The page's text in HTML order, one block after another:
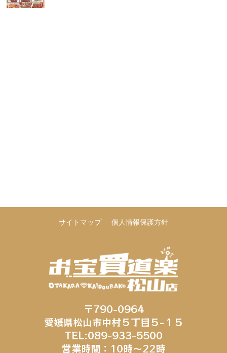
サイトマップ 個人情報保護方針
〒790-0964
愛媛県松山市中村５丁目５−１５
TEL:089-933-5500
営業時間：10時～22時